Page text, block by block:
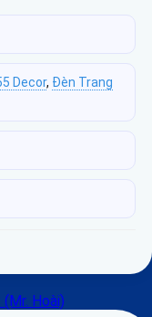
Decor, Đèn Trang
Hoài)